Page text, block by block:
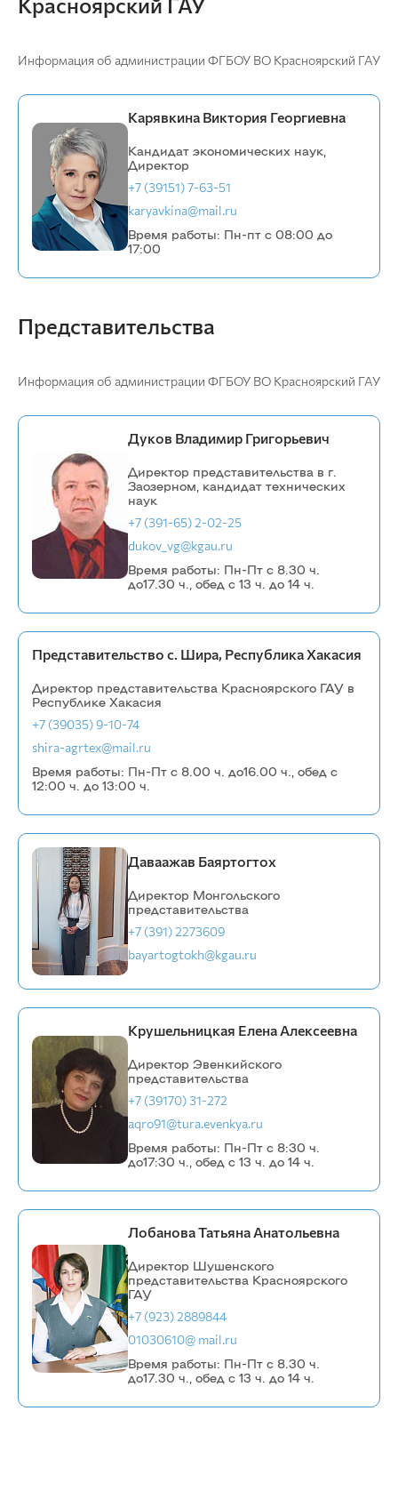
Информация об администрации ФГБОУ ВО Красноярский ГАУ
Карявкина Виктория Георгиевна
Кандидат экономических наук,
Директор
+7 (39151) 7-63-51
karyavkina@mail.ru
Время работы: Пн-пт с 08:00 до
17:00
Представительства
Информация об администрации ФГБОУ ВО Красноярский ГАУ
Дуков Владимир Григорьевич
Директор представительства в г.
Заозерном, кандидат технических
наук
+7 (391-65) 2-02-25
dukov_vg@kgau.ru
Время работы: Пн-Пт с 8.30 ч.
до17.30 ч., обед с 13 ч. до 14 ч.
Представительство с. Шира, Республика Хакасия
Директор представительства Красноярского ГАУ в
Республике Хакасия
+7 (39035) 9-10-74
shira-agrtex@mail.ru
Время работы: Пн-Пт с 8.00 ч. до16.00 ч., обед с
12:00 ч. до 13:00 ч.
Даваажав Баяртогтох
Директор Монгольского
представительства
+7 (391) 2273609
bayartogtokh@kgau.ru
Крушельницкая Елена Алексеевна
Директор Эвенкийского
представительства
+7 (39170) 31-272
aqro91@tura.evenkya.ru
Время работы: Пн-Пт с 8:30 ч.
до17:30 ч., обед с 13 ч. до 14 ч.
Лобанова Татьяна Анатольевна
Директор Шушенского
представительства Красноярского
ГАУ
+7 (923) 2889844
01030610@ mail.ru
Время работы: Пн-Пт с 8.30 ч.
до17.30 ч., обед с 13 ч. до 14 ч.